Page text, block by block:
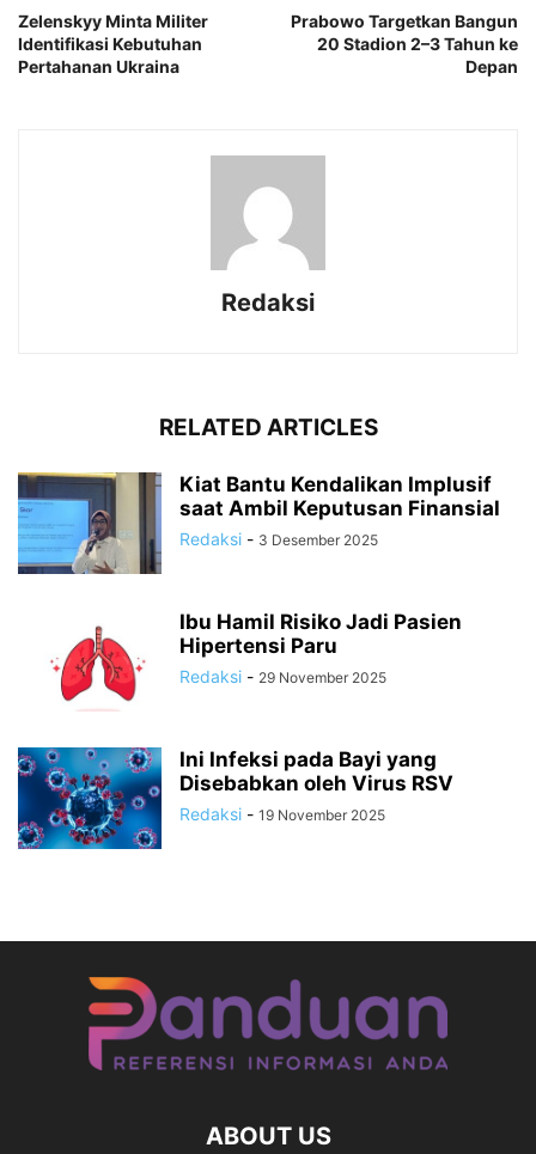
Zelenskyy Minta Militer
Identifikasi Kebutuhan
Pertahanan Ukraina
Prabowo Targetkan Bangun
20 Stadion 2–3 Tahun ke
Depan
Redaksi
RELATED ARTICLES
Kiat Bantu Kendalikan Implusif
saat Ambil Keputusan Finansial
Redaksi - 3 Desember 2025
Ibu Hamil Risiko Jadi Pasien
Hipertensi Paru
Redaksi - 29 November 2025
Ini Infeksi pada Bayi yang
Disebabkan oleh Virus RSV
Redaksi - 19 November 2025
ABOUT US